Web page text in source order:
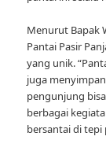
Menurut Bapak
Pantai Pasir
yang unik.
juga
pengunjung
berbagai
bersantai di tepi